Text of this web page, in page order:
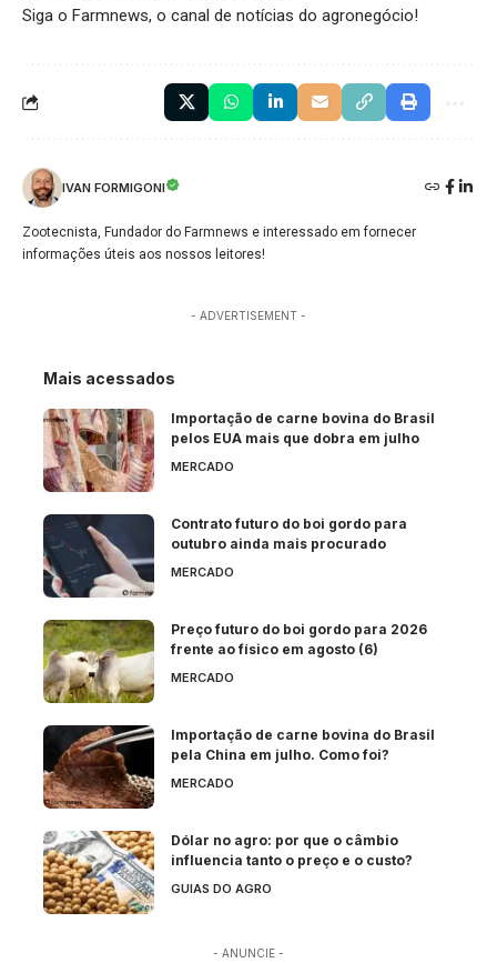
Siga o Farmnews, o canal de notícias do agronegócio!
IVAN FORMIGONI
Zootecnista, Fundador do Farmnews e interessado em fornecer
informações úteis aos nossos leitores!
- ADVERTISEMENT -
Mais acessados
Importação de carne bovina do Brasil
pelos EUA mais que dobra em julho
MERCADO
Contrato futuro do boi gordo para
outubro ainda mais procurado
MERCADO
Preço futuro do boi gordo para 2026
frente ao físico em agosto (6)
MERCADO
Importação de carne bovina do Brasil
pela China em julho. Como foi?
MERCADO
Dólar no agro: por que o câmbio
influencia tanto o preço e o custo?
GUIAS DO AGRO
- ANUNCIE -